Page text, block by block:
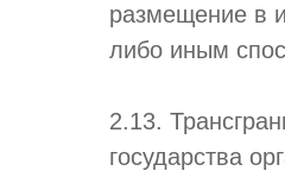
размещение в
либо иным
2.13.
государства